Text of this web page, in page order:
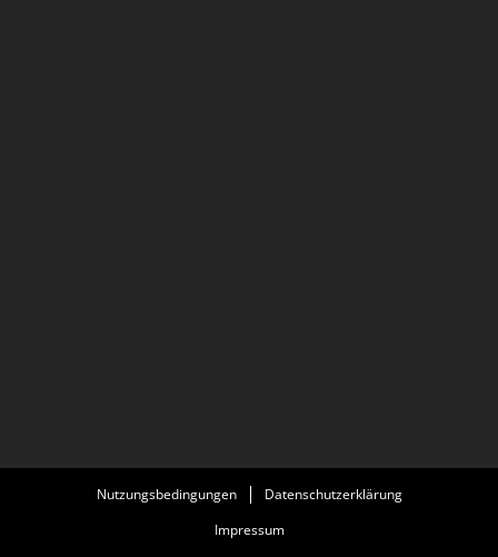
Nutzungsbedingungen
Datenschutzerklärung
Impressum